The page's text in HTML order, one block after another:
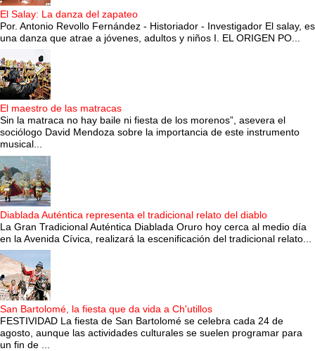
El Salay: La danza del zapateo
Por. Antonio Revollo Fernández - Historiador - Investigador El salay, es
una danza que atrae a jóvenes, adultos y niños I. EL ORIGEN PO...
El maestro de las matracas
Sin la matraca no hay baile ni fiesta de los morenos”, asevera el
sociólogo David Mendoza sobre la importancia de este instrumento
musical...
Diablada Auténtica representa el tradicional relato del diablo
La Gran Tradicional Auténtica Diablada Oruro hoy cerca al medio día
en la Avenida Cívica, realizará la escenificación del tradicional relato...
San Bartolomé, la fiesta que da vida a Ch'utillos
FESTIVIDAD La fiesta de San Bartolomé se celebra cada 24 de
agosto, aunque las actividades culturales se suelen programar para
un fin de ...